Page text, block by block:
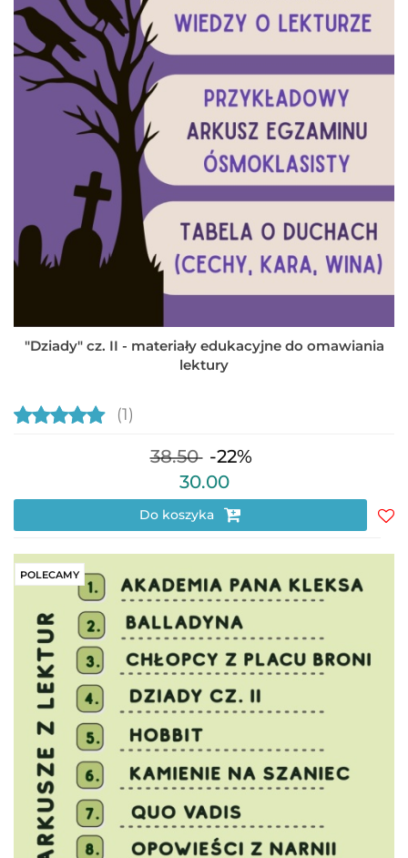
"Dziady" cz. II - materiały edukacyjne do omawiania
lektury
(1)
38.50 -22%
30.00
Do koszyka
POLECAMY